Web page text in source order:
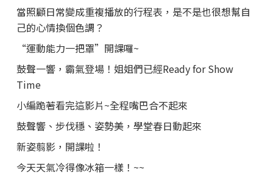
當照顧日常變成重複播放的行程表，是不是也很想幫自
己的心情換個色調？
“運動能力一把罩”開課囉~
鼓聲一響，霸氣登場！姐姐們已經Ready for Show
Time
小編跪著看完這影片~全程嘴巴合不起來
鼓聲響、步伐穩、姿勢美，學堂春日動起來
新姿翦影，開課啦！
今天天氣冷得像冰箱一樣！~~